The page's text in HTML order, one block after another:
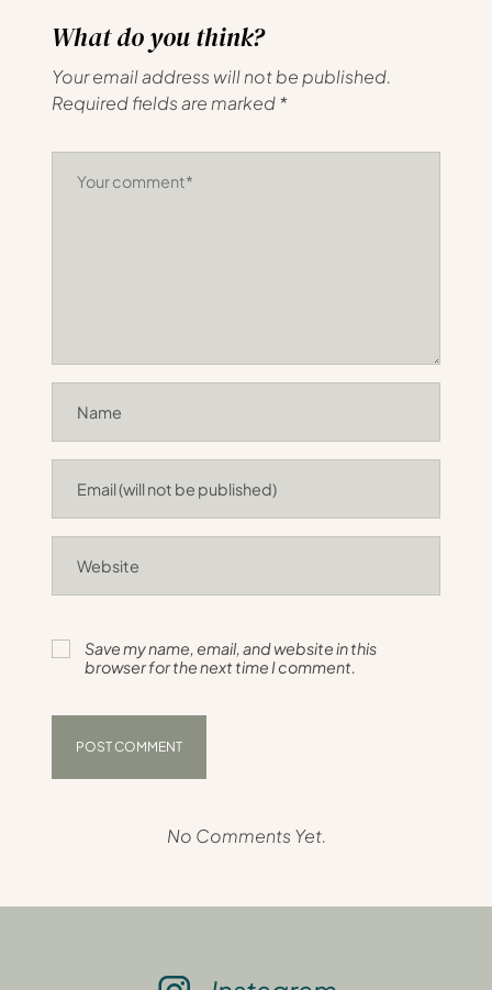
What do you think?
Your email address will not be published.
Required fields are marked*
Save my name, email, and website in this
browser for the next time I comment.
No Comments Yet.